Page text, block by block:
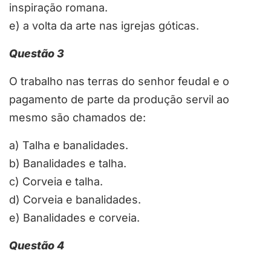
inspiração romana.
e) a volta da arte nas igrejas góticas.
Questão 3
O trabalho nas terras do senhor feudal e o
pagamento de parte da produção servil ao
mesmo são chamados de:
a) Talha e banalidades.
b) Banalidades e talha.
c) Corveia e talha.
d) Corveia e banalidades.
e) Banalidades e corveia.
Questão 4